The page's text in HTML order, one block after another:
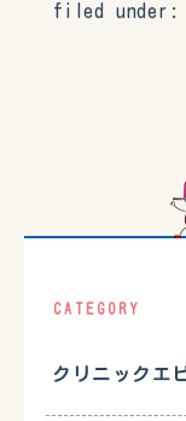
filed under:
CATEGORY
クリニックエ